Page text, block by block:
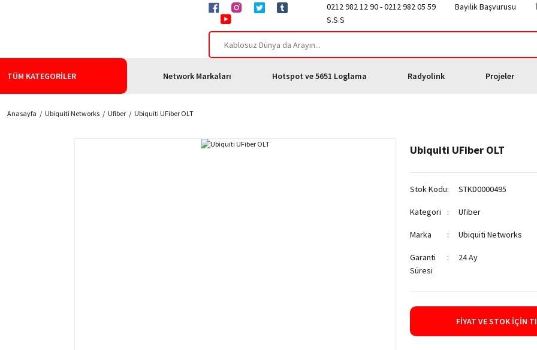
0212 982 12 90 - 0212 982 05 59 Bayilik Başvurusu
S.S.S
TÜM KATEGORİLER Network Markaları Hotspot ve 5651 Loglama Radyolink Projeler
Anasayfa Ubiquiti Networks Ufiber Ubiquiti UFiber OLT
Ubiquiti UFiber OLT
Stok Kodu STKD0000495
Kategori Ufiber
Marka Ubiquiti Networks
Garanti
Süresi
24 Ay
FIYAT VE STOK İÇIN